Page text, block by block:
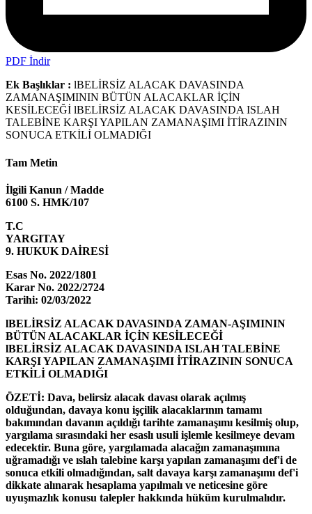
PDF İndir
Ek Başlıklar : lBELİRSİZ ALACAK DAVASINDA
ZAMANAŞIMININ BÜTÜN ALACAKLAR İÇİN
KESİLECEĞİ lBELİRSİZ ALACAK DAVASINDA ISLAH
TALEBİNE KARŞI YAPILAN ZAMANAŞIMI İTİRAZININ
SONUCA ETKİLİ OLMADIĞI
Tam Metin
İlgili Kanun / Madde
6100 S. HMK/107
T.C
YARGITAY
9. HUKUK DAİRESİ
Esas No. 2022/1801
Karar No. 2022/2724
Tarihi: 02/03/2022
lBELİRSİZ ALACAK DAVASINDA ZAMAN-AŞIMININ
BÜTÜN ALACAKLAR İÇİN KESİLECEĞİ
lBELİRSİZ ALACAK DAVASINDA ISLAH TALEBİNE
KARŞI YAPILAN ZAMANAŞIMI İTİRAZININ SONUCA
ETKİLİ OLMADIĞI
ÖZETİ: Dava, belirsiz alacak davası olarak açılmış
olduğundan, davaya konu işçilik alacaklarının tamamı
bakımından davanın açıldığı tarihte zamanaşımı kesilmiş olup,
yargılama sırasındaki her esaslı usuli işlemle kesilmeye devam
edecektir. Buna göre, yargılamada alacağın zamanaşımına
uğramadığı ve ıslah talebine karşı yapılan zamanaşımı def'i de
sonuca etkili olmadığından, salt davaya karşı zamanaşımı def'i
dikkate alınarak hesaplama yapılmalı ve neticesine göre
uyuşmazlık konusu talepler hakkında hüküm kurulmalıdır.